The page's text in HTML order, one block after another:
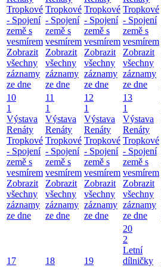
Tropkové
- Spojení
země s
vesmírem
Zobrazit
všechny
záznamy
ze dne
Tropkové
- Spojení
země s
vesmírem
Zobrazit
všechny
záznamy
ze dne
Tropkové
- Spojení
země s
vesmírem
Zobrazit
všechny
záznamy
ze dne
Tropkové
- Spojení
země s
vesmírem
Zobrazit
všechny
záznamy
ze dne
10
1
Výstava
Renáty
Tropkové
- Spojení
země s
vesmírem
Zobrazit
všechny
záznamy
ze dne
11
1
Výstava
Renáty
Tropkové
- Spojení
země s
vesmírem
Zobrazit
všechny
záznamy
ze dne
12
1
Výstava
Renáty
Tropkové
- Spojení
země s
vesmírem
Zobrazit
všechny
záznamy
ze dne
13
1
Výstava
Renáty
Tropkové
- Spojení
země s
vesmírem
Zobrazit
všechny
záznamy
ze dne
17
18
19
20
2
Letní
dílničky